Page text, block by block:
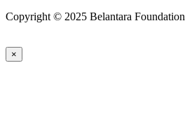
Copyright © 2025 Belantara Foundation
×